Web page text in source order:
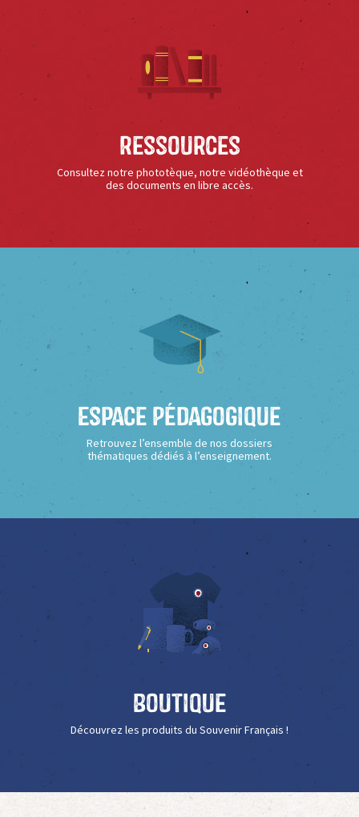
Ressources
Consultez notre phototèque, notre vidéothèque et
des documents en libre accès.
Espace Pédagogique
Retrouvez l’ensemble de nos dossiers
thématiques dédiés à l’enseignement.
Boutique
Découvrez les produits du Souvenir Français !